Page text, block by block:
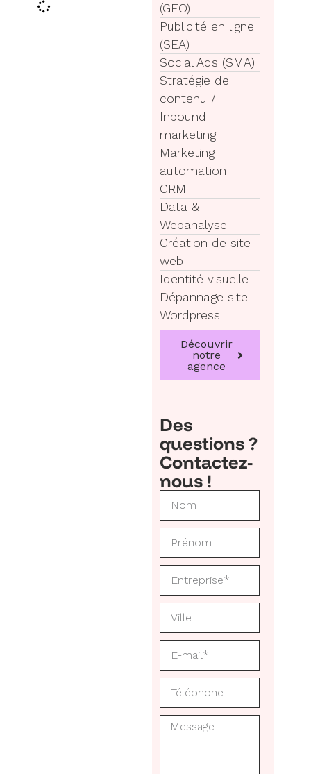
(GEO)
Publicité en ligne
(SEA)
Social Ads (SMA)
Stratégie de
contenu /
Inbound
marketing
Marketing
automation
CRM
Data &
Webanalyse
Création de site
web
Identité visuelle
Dépannage site
Wordpress
Découvrir
notre
agence
Des
questions ?
Contactez-
nous !